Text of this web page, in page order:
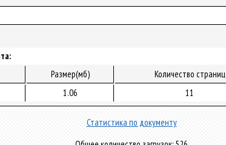
Размер(мб) Количество страниц
1.06 11
Статистика по документу